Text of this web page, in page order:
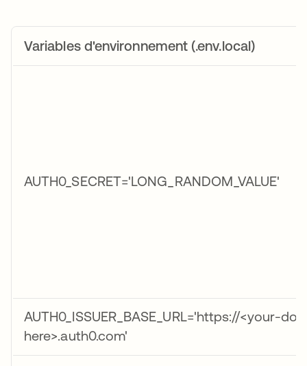
Variables d'environnement (.env.local)
AUTH0_SECRET='LONG_RANDOM_VALUE'
AUTH0_ISSUER_BASE_URL='https://<your-
here>.auth0.com'